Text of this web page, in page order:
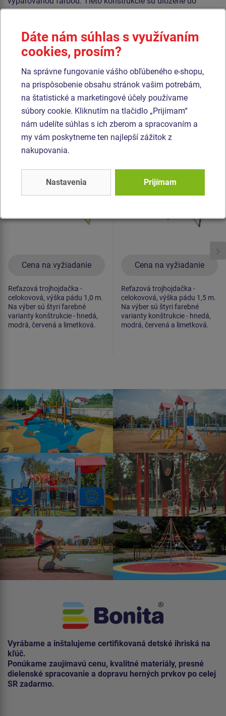
Sedadlo Normal hojdačky je hliníkové, obalené mäkkou a
pohodlnou gumou. Reťaze sú nerezové, čím sa docieli
veľmi výrazného predĺženia ich životnosti. Všetok
spojovací materiál je pozinkovaný alebo nerezový.
Podobnýtovar
Reťazová trojhojdačka -
celokovová (v.p. 1,0 m)
Cena na vyžiadanie
Reťazová trojhojdačka -
celokovová, výška pádu 1,0 m.
Na výber sú štyri farebné
varianty konštrukcie - hnedá,
modrá, červená a limetková.
Cena na vyžiadanie
Reťazová trojhojdačka -
celokovová, výška pádu 1,5 m.
Na výber sú štyri farebné
varianty konštrukcie - hnedá,
modrá, červená a limetková.
Vyrábame a inštalujeme certifikovaná detské ihriská na
kľúč.
Ponúkame zaujímavú cenu, kvalitné materiály, presné
dielenské spracovanie a dopravu herných prvkov po celej
SR zadarmo.
Dáte nám súhlas s využívaním
cookies, prosím?
Na správne fungovanie vášho obľúbeného e-shopu,
na prispôsobenie obsahu stránok vašim potrebám,
na štatistické a marketingové účely používame
súbory cookie. Kliknutím na tlačidlo „Prijímam“
nám udelíte súhlas s ich zberom a spracovaním a
my vám poskytneme ten najlepší zážitok z
nakupovania.
Nastavenia Prijímam